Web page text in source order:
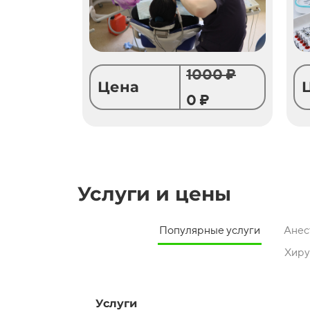
Цена
1000 ₽
0 ₽
Услуги и цены
Популярные услуги
Услуги
Услуги
Услуги
Услуги
Услуги
Услуги
Услуги
Услуги